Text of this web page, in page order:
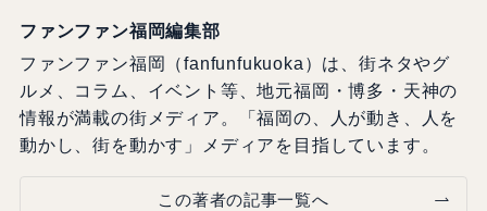
ファンファン福岡編集部
ファンファン福岡（fanfunfukuoka）は、街ネタやグ
ルメ、コラム、イベント等、地元福岡・博多・天神の
情報が満載の街メディア。「福岡の、人が動き、人を
動かし、街を動かす」メディアを目指しています。
この著者の記事一覧へ